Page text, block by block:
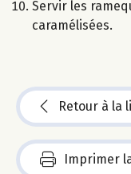
Servir les
caramélisées.
Retour à la
Imprimer